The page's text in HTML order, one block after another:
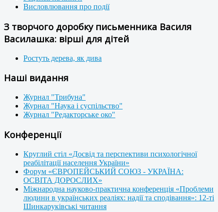
Висловлювання про події
З творчого доробку письменника Василя
Василашка: вірші для дітей
Ростуть дерева, як дива
Наші видання
Журнал "Трибуна"
Журнал "Наука і суспільство"
Журнал "Редакторське око"
Конференції
Круглий стіл «Досвід та перспективи психологічної
реабілітації населення України»
Форум «ЄВРОПЕЙСЬКИЙ СОЮЗ - УКРАЇНА:
ОСВІТА ДОРОСЛИХ»
Міжнародна науково-практична конференція «Проблеми
людини в українських реаліях: надії та сподівання»: 12-ті
Шинкаруківські читання